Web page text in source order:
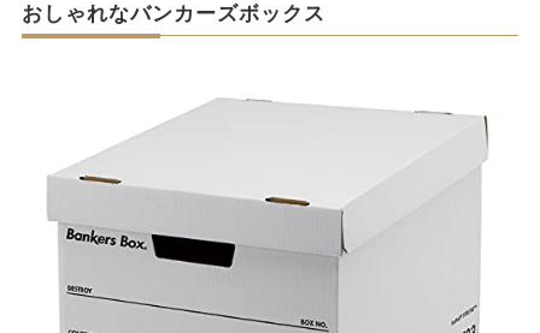
おしゃれなバンカーズボックス